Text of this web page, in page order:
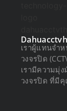
เราผู้แทนจำ
วงจรปิด
เรามีความมุ่
วงจรปิด ที่มี